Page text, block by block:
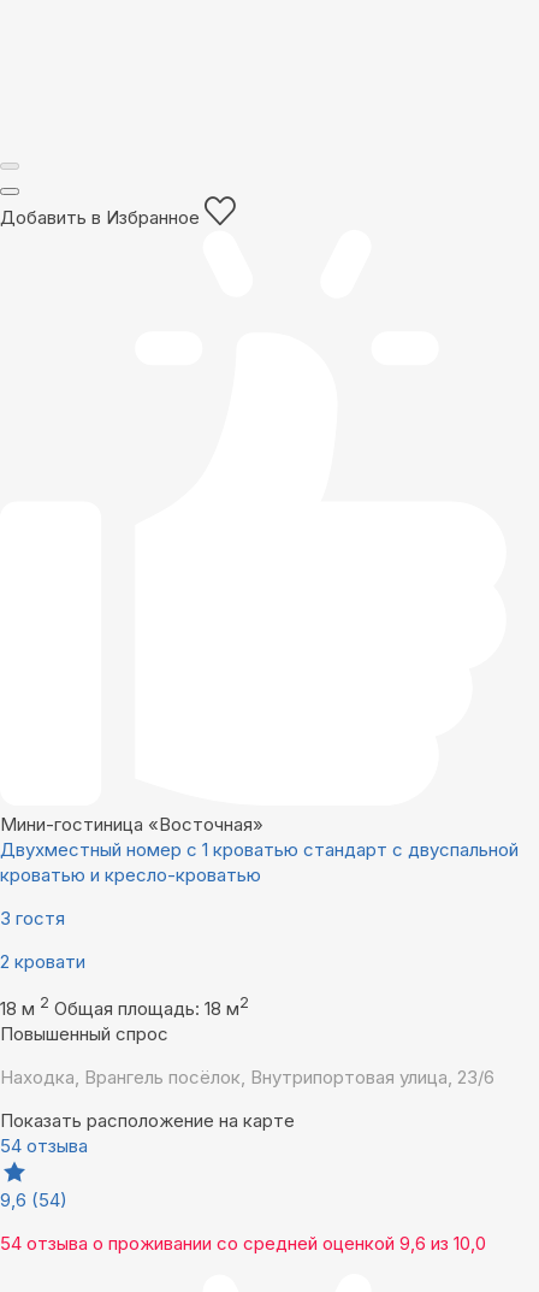
Добавить в Избранное
Мини-гостиница «Восточная»
Двухместный номер с 1 кроватью стандарт с двуспальной
кроватью и кресло-кроватью
3 гостя
2 кровати
18 м 2 Общая площадь: 18 м2
Повышенный спрос
Находка, Врангель посёлок, Внутрипортовая улица, 23/6
Показать расположение на карте
54 отзыва
9,6 (54)
54 отзыва о проживании со средней оценкой 9,6 из 10,0